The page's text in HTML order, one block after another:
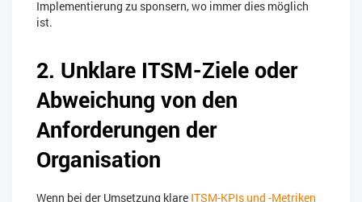
Implementierung zu sponsern, wo immer dies möglich
ist.
2. Unklare ITSM-Ziele oder
Abweichung von den
Anforderungen der
Organisation
Wenn bei der Umsetzung klare ITSM-KPIs und -Metriken